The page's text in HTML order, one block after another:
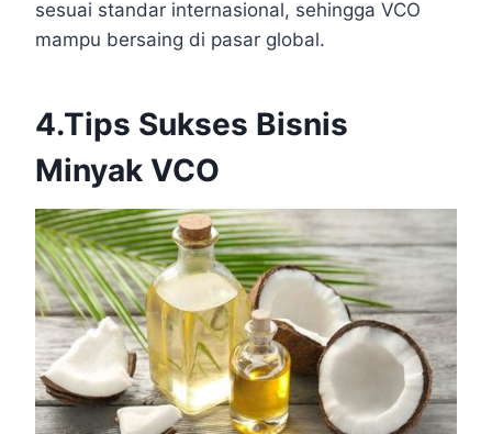
sesuai standar internasional, sehingga VCO
mampu bersaing di pasar global.
4.Tips Sukses Bisnis
Minyak VCO